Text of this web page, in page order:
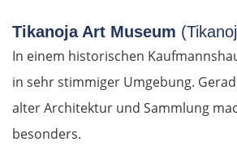
Tikanoja Art Museum
In einem historischen
in sehr stimmiger Umgebung.
alter Architektur und Sammlung
besonders.
Meteora-Klöster
Karditsa